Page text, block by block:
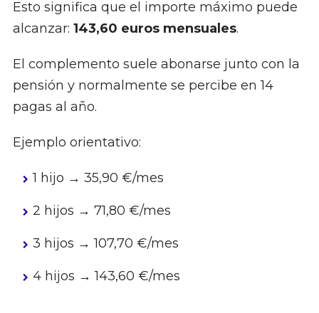
Esto significa que el importe máximo puede
alcanzar: 143,60 euros mensuales.
El complemento suele abonarse junto con la
pensión y normalmente se percibe en 14
pagas al año.
Ejemplo orientativo:
1 hijo → 35,90 €/mes
2 hijos → 71,80 €/mes
3 hijos → 107,70 €/mes
4 hijos → 143,60 €/mes